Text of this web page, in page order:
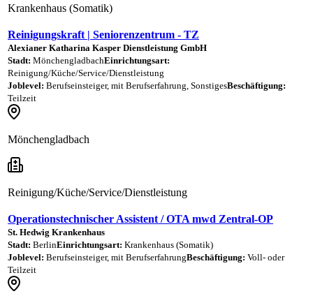
Krankenhaus (Somatik)
Reinigungskraft | Seniorenzentrum - TZ
Alexianer Katharina Kasper Dienstleistung GmbH
Stadt: MönchengladbachEinrichtungsart:
Reinigung/Küche/Service/Dienstleistung
Joblevel: Berufseinsteiger, mit Berufserfahrung, SonstigesBeschäftigung:
Teilzeit
Mönchengladbach
Reinigung/Küche/Service/Dienstleistung
Operationstechnischer Assistent / OTA mwd Zentral-OP
St. Hedwig Krankenhaus
Stadt: BerlinEinrichtungsart: Krankenhaus (Somatik)
Joblevel: Berufseinsteiger, mit BerufserfahrungBeschäftigung: Voll- oder
Teilzeit